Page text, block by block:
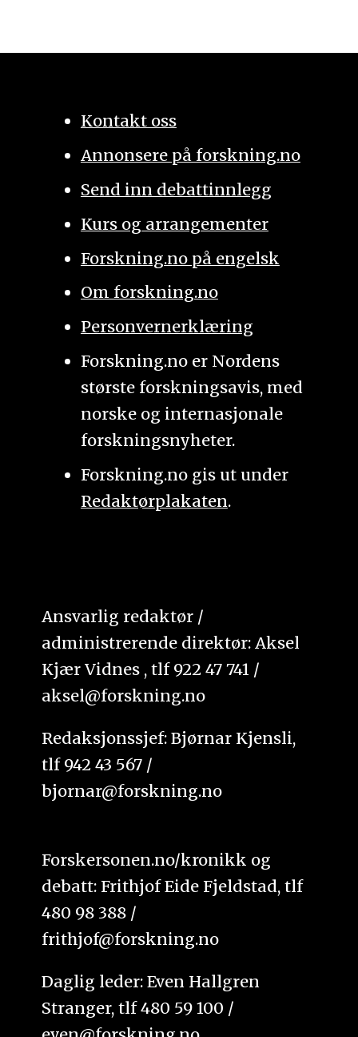
Kontakt oss
Annonsere på forskning.no
Send inn debattinnlegg
Kurs og arrangementer
Forskning.no på engelsk
Om forskning.no
Personvernerklæring
Forskning.no er Nordens
største forskningsavis, med
norske og internasjonale
forskningsnyheter.
Forskning.no gis ut under
Redaktørplakaten.
Ansvarlig redaktør /
administrerende direktør: Aksel
Kjær Vidnes , tlf 922 47 741 /
aksel@forskning.no
Redaksjonssjef: Bjørnar Kjensli,
tlf 942 43 567 /
bjornar@forskning.no
Forskersonen.no/kronikk og
debatt: Frithjof Eide Fjeldstad, tlf
480 98 388 /
frithjof@forskning.no
Daglig leder: Even Hallgren
Stranger, tlf 480 59 100 /